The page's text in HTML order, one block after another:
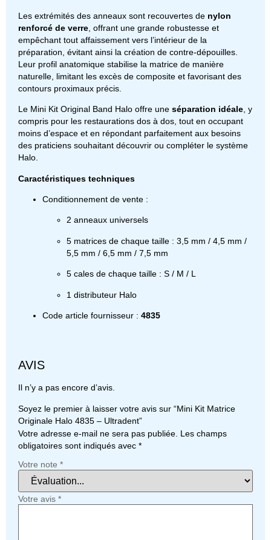
Les extrémités des anneaux sont recouvertes de nylon
renforcé de verre , offrant une grande robustesse et
empêchant tout affaissement vers l’intérieur de la
préparation, évitant ainsi la création de contre-dépouilles.
Leur profil anatomique stabilise la matrice de manière
naturelle, limitant les excès de composite et favorisant des
contours proximaux précis.
Le Mini Kit Original Band Halo offre une séparation idéale, y
compris pour les restaurations dos à dos, tout en occupant
moins d’espace et en répondant parfaitement aux besoins
des praticiens souhaitant découvrir ou compléter le système
Halo.
Caractéristiques techniques
Conditionnement de vente :
2 anneaux universels
5 matrices de chaque taille : 3,5 mm / 4,5 mm /
5,5 mm / 6,5 mm / 7,5 mm
5 cales de chaque taille : S / M / L
1 distributeur Halo
Code article fournisseur : 4835
AVIS
Il n’y a pas encore d’avis.
Soyez le premier à laisser votre avis sur “Mini Kit Matrice
Originale Halo 4835 – Ultradent”
Votre adresse e-mail ne sera pas publiée. Les champs
obligatoires sont indiqués avec *
Votre note *
Votre avis *